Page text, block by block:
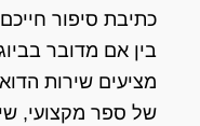
כתיבת סיפור
בין אם מדובר
מציעים שירות
של ספר מקצועי,